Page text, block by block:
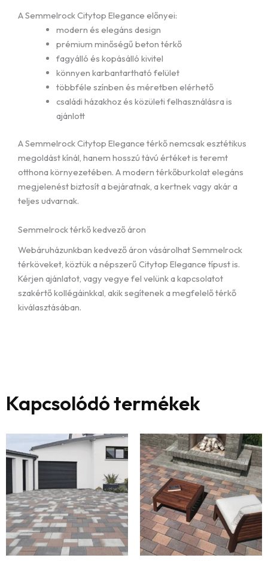
A Semmelrock Citytop Elegance előnyei:
modern és elegáns design
prémium minőségű beton térkő
fagyálló és kopásálló kivitel
könnyen karbantartható felület
többféle színben és méretben elérhető
családi házakhoz és közületi felhasználásra is
ajánlott
ASemmelrockCitytop Elegance térkő nemcsak esztétikus
megoldást kínál, hanem hosszú távú értéket is teremt
otthona környezetében. A modern térkőburkolat elegáns
megjelenést biztosít a bejáratnak, a kertnek vagy akár a
teljes udvarnak.
Semmelrock térkő kedvező áron
Webáruházunkban kedvező áron vásárolhatSemmelrock
térköveket, köztük a népszerű Citytop Elegance típust is.
Kérjen ajánlatot, vagy vegye fel velünk a kapcsolatot
szakértő kollégáinkkal, akik segítenek a megfelelő térkő
kiválasztásában.
Kapcsolódó termékek
Ártartomány:
209 Ft
-
7
489 Ft
Ennek
a
terméknek
több
variációja
van.
A
változatok
a
5
989 Ft
-
6
419 Ft
a
A
a